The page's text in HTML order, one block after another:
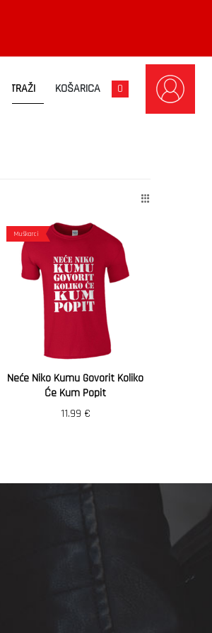
KOŠARICA 0
Muškarci
Neće Niko Kumu Govorit Koliko
Će Kum Popit
11.99 €